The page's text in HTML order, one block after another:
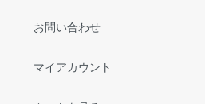
お問い合わせ
マイアカウント